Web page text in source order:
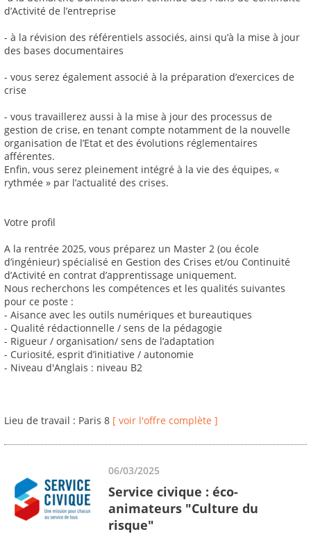
d’Activité de l’entreprise
- à la révision des référentiels associés, ainsi qu’à la mise à jour
des bases documentaires
- vous serez également associé à la préparation d’exercices de
crise
- vous travaillerez aussi à la mise à jour des processus de
gestion de crise, en tenant compte notamment de la nouvelle
organisation de l’Etat et des évolutions réglementaires
afférentes.
Enfin, vous serez pleinement intégré à la vie des équipes, «
rythmée » par l’actualité des crises.
Votre profil
A la rentrée 2025, vous préparez un Master 2 (ou école
d’ingénieur) spécialisé en Gestion des Crises et/ou Continuité
d’Activité en contrat d’apprentissage uniquement.
Nous recherchons les compétences et les qualités suivantes
pour ce poste :
- Aisance avec les outils numériques et bureautiques
- Qualité rédactionnelle / sens de la pédagogie
- Rigueur / organisation/ sens de l’adaptation
- Curiosité, esprit d’initiative / autonomie
- Niveau d'Anglais : niveau B2
Lieu de travail : Paris 8 [ voir l'offre complète ]
06/03/2025
Service civique : éco-
animateurs "Culture du
risque"